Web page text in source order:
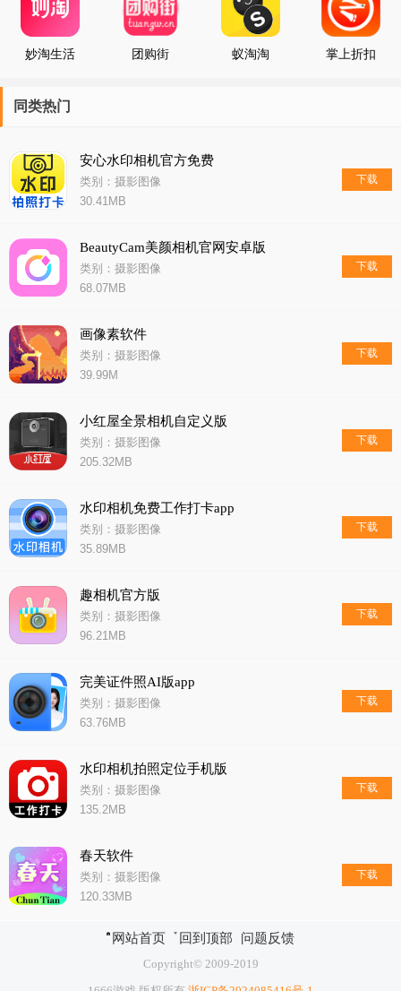
妙淘生活 团购街 蚁淘淘 掌上折扣
同类热门
安心水印相机官方免费
类别：摄影图像
30.41MB
下载
BeautyCam美颜相机官网安卓版
类别：摄影图像
68.07MB
下载
画像素软件
类别：摄影图像
39.99M
下载
小红屋全景相机自定义版
类别：摄影图像
205.32MB
下载
水印相机免费工作打卡app
类别：摄影图像
35.89MB
下载
趣相机官方版
类别：摄影图像
96.21MB
下载
完美证件照AI版app
类别：摄影图像
63.76MB
下载
水印相机拍照定位手机版
类别：摄影图像
135.2MB
下载
春天软件
类别：摄影图像
120.33MB
下载
网站首页 回到顶部 问题反馈
Copyright© 2009-2019